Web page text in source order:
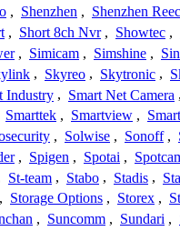
, Shenzhen , Shenzhen
, Short 8ch Nvr , Showtec ,
, Simicam , Simshine ,
, Skyreo , Skytronic ,
Industry , Smart Net Camera ,
Smarttek , Smartview ,
, Solwise , Sonoff ,
, Spigen , Spotai ,
St-team , Stabo , Stadis ,
, Storage Options , Storex ,
, Suncomm , Sundari ,